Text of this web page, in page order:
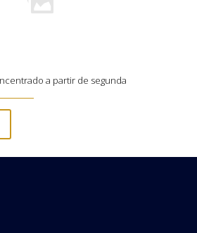
a partir de segunda